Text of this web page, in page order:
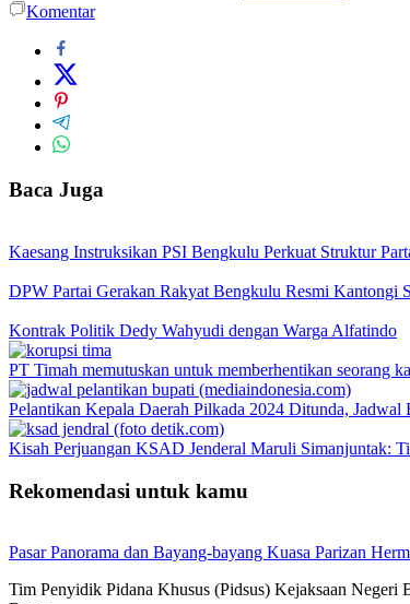
Komentar
Baca Juga
Kaesang Instruksikan PSI Bengkulu Perkuat Struktur
DPW Partai Gerakan Rakyat Bengkulu Resmi Kantongi
Kontrak Politik Dedy Wahyudi dengan Warga Alfatindo
PT Timah memutuskan untuk memberhentikan seorang
Pelantikan Kepala Daerah Pilkada 2024 Ditunda, Jadwal
Kisah Perjuangan KSAD Jenderal Maruli Simanjuntak:
Rekomendasi untuk kamu
Pasar Panorama dan Bayang-bayang Kuasa Parizan
Tim Penyidik Pidana Khusus (Pidsus) Kejaksaan